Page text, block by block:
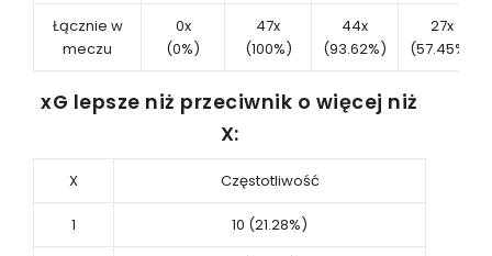
Łącznie w
meczu
0x
(0%)
47x
(100%)
44x
(93.62%)
27x
(57.45%)
xG lepsze niż przeciwnik o więcej niż
X:
X Częstotliwość
1 10 (21.28%)